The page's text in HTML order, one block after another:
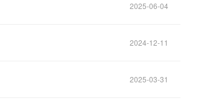
2025-06-04
2024-12-11
2025-03-31